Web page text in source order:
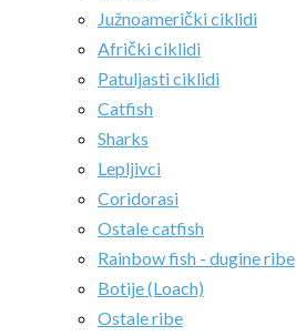
Južnoamerički ciklidi
Afrički ciklidi
Patuljasti ciklidi
Catfish
Sharks
Lepljivci
Coridorasi
Ostale catfish
Rainbow fish - dugine ribe
Botije (Loach)
Ostale ribe